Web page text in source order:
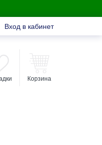
Вход в кабинет
Корзина